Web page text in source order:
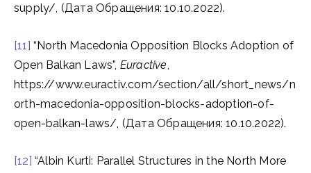
supply/, (Дата Обращения: 10.10.2022).
[11] “North Macedonia Opposition Blocks Adoption of
Open Balkan Laws”, Euractive,
https://www.euractiv.com/section/all/short_news/n
orth-macedonia-opposition-blocks-adoption-of-
open-balkan-laws/, (Дата Обращения: 10.10.2022).
[12] “Albin Kurti: Parallel Structures in the North More